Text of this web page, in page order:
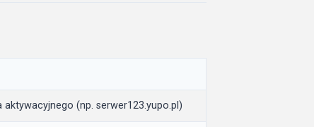
(np. serwer123.yupo.pl)